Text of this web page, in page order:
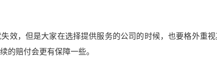
效，但是大家在选择提供服务的公司的时候，也要格外重
的赔付会更有保障一些。